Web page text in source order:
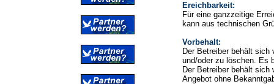
Ereichbarkeit:
Für eine ganzzeitige
kann aus technischen
Vorbehalt:
Der Betreiber behält sich
und/oder zu löschen. Es
Der Betreiber behält sich
Angebot ohne